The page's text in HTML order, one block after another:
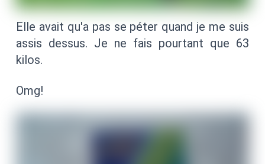
Elle avait qu'a pas se péter quand je me suis
assis dessus. Je ne fais pourtant que 63
kilos.
Omg!